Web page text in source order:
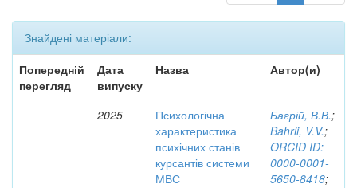
Знайдені матеріали:
Попередній
перегляд
Дата
випуску
Назва Автор(и)
2025
Психологічна
характеристика
психічних станів
курсантів системи
МВС
Багрій, В.В.;
Bahrii, V.V.;
ORCID ID:
0000-0001-
5650-8418;